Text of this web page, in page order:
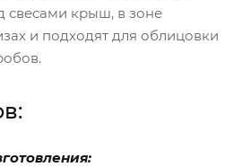
свесами крыш, в зоне
и подходят для облицовки